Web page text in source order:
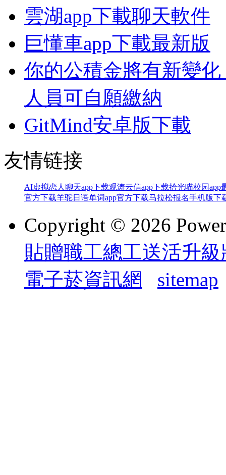
雲湖app下載聊天軟件
巨懂車app下載最新版
你的公積金將有新變
人員可自願繳納
GitMind安卓版下載
友情链接
AI虚拟恋人聊天app下载观涛云信app下载拾光喵校园app
官方下载羊驼日语单词app官方下载马拉松报名手机版下
Copyright © 2026
貼贈職工總工送活升
電子菸資訊網
sitemap